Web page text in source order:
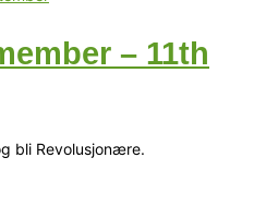
– 11th
bli Revolusjonære.